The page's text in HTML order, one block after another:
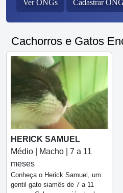
Ver ONGs Cadastrar ONG
Cachorros e Gatos
HERICK SAMUEL
Médio | Macho | 7 a 11
meses
Conheça o Herick Samuel, um
gentil gato siamês de 7 a 11